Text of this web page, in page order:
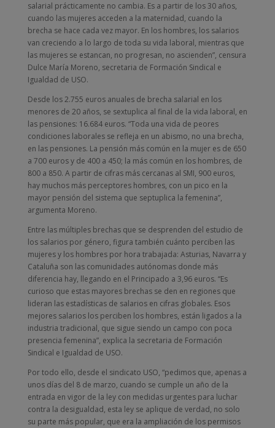
salarial prácticamente no cambia. Es a partir de los 30 años,
cuando las mujeres acceden a la maternidad, cuando la
brecha se hace cada vez mayor. En los hombres, los salarios
van creciendo a lo largo de toda su vida laboral, mientras que
las mujeres se estancan, no progresan, no ascienden”, censura
Dulce María Moreno, secretaria de Formación Sindical e
Igualdad de USO.
Desde los 2.755 euros anuales de brecha salarial en los
menores de 20 años, se sextuplica al final de la vida laboral, en
las pensiones: 16.684 euros. “Toda una vida de peores
condiciones laborales se refleja en un abismo, no una brecha,
en las pensiones. La pensión más común en la mujer es de 650
a 700 euros y de 400 a 450; la más común en los hombres, de
800 a 850. A partir de cifras más cercanas al SMI, 900 euros,
hay muchos más perceptores hombres, con un pico en la
mayor pensión del sistema que septuplica la femenina”,
argumenta Moreno.
Entre las múltiples brechas que se desprenden del estudio de
los salarios por género, figura también cuánto perciben las
mujeres y los hombres por hora trabajada: Asturias, Navarra y
Cataluña son las comunidades autónomas donde más
diferencia hay, llegando en el Principado a 3,96 euros. “Es
curioso que estas mayores brechas se den en regiones que
lideran las estadísticas de salarios en cifras globales. Esos
mejores salarios los perciben los hombres, están ligados a la
industria tradicional, que sigue siendo un campo con poca
presencia femenina”, explica la secretaria de Formación
Sindical e Igualdad de USO.
Por todo ello, desde el sindicato USO, “pedimos que, apenas a
unos días del 8 de marzo, cuando se cumple un año de la
entrada en vigor de la ley con medidas urgentes para luchar
contra la desigualdad, esta ley se aplique de verdad, no solo
su parte más popular, que era la ampliación de los permisos